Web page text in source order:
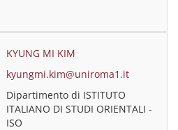
KYUNG MI KIM
kyungmi.kim@uniroma1.it
Dipartimento di ISTITUTO
ITALIANO DI STUDI ORIENTALI -
ISO